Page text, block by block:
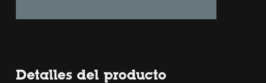
Detalles del producto